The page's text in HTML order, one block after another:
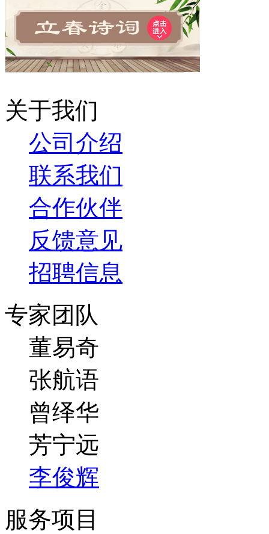
关于我们
公司介绍
联系我们
合作伙伴
反馈意见
招聘信息
专家团队
董易奇
张航语
曾绎华
芳宁远
李俊辉
服务项目